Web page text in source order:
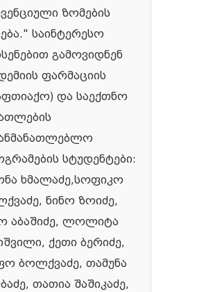
ზომების
საინტერესო
გამოვიდნენ
ფარმაციის
და საექთნო
სტუდენტები:
ხმალაძე,სოფიკო
ნინო ზოიძე,
აბაშიძე, ლოლიტა
ქეთი ბერიძე,
ბოლქვაძე, თამუნა
თათია შაშიკაძე,